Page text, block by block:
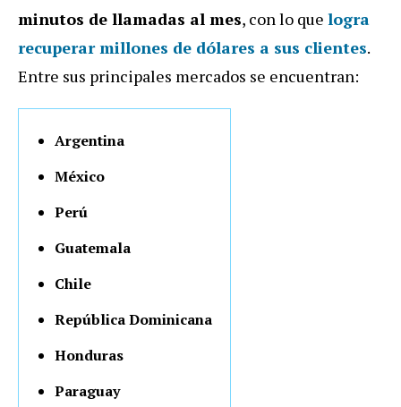
minutos de llamadas al mes, con lo que logra
recuperar millones de dólares a sus clientes.
Entre sus principales mercados se encuentran:
Argentina
México
Perú
Guatemala
Chile
República Dominicana
Honduras
Paraguay